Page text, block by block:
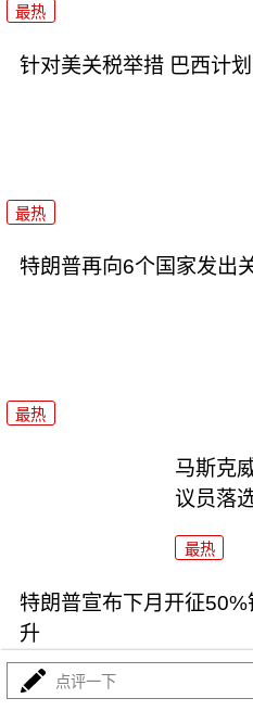
最热
针对美关税举措 巴西计
最热
特朗普再向6个国家发出
最热
马斯克
议员落
最热
特朗普宣布下月开征
升
点评一下